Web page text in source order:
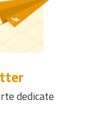
dedicate